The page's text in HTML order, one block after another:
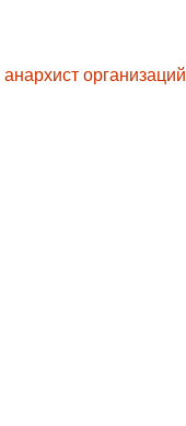
анархист организаций